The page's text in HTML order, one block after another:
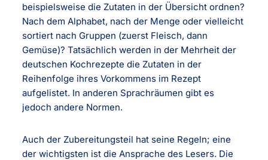
beispielsweise die Zutaten in der Übersicht ordnen?
Nach dem Alphabet, nach der Menge oder vielleicht
sortiert nach Gruppen (zuerst Fleisch, dann
Gemüse)? Tatsächlich werden in der Mehrheit der
deutschen Kochrezepte die Zutaten in der
Reihenfolge ihres Vorkommens im Rezept
aufgelistet. In anderen Sprachräumen gibt es
jedoch andere Normen.
Auch der Zubereitungsteil hat seine Regeln; eine
der wichtigsten ist die Ansprache des Lesers. Die